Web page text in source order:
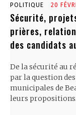
POLITIQUE 20
Sécurité,
prières,
des candidats
De la sécurité au
par la question
municipales de
leurs propositions.